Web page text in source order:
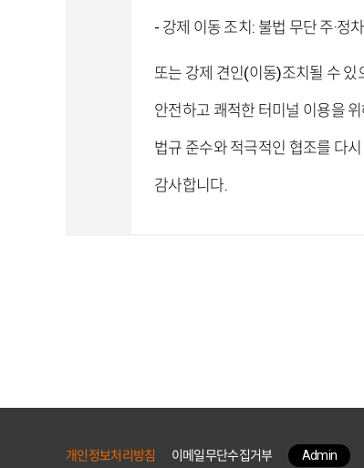
- 강제 이동 조치 : 불법 무단 주·정
또는 강제 견인(이동)조치될 수 있
안전하고 쾌적한 터미널 이용을
법규 준수와 적극적인 협조를 다
감사합니다.
개인정보처리방침 이메일무단수집거부 Admin